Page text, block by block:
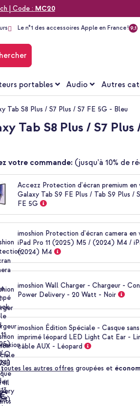
| Code : MC20
Le n°1 des accessoires Apple en France ! 9,1
portables Audio Autres
Tab S8 Plus / S7 Plus / S7 FE 5G - Bleu
Tab S8 Plus / S7 Plus
votre commande: (jusqu'à 10% de
Accezz Protection d'écran premium en
Galaxy Tab S9 FE Plus / Tab S9 Plus /
FE 5G
imoshion Protection d'écran camera
iPad Pro 11 (2025) M5 / (2024) M4 /
(2024) M4
imoshion Wall Charger - Chargeur -
Power Delivery - 20 Watt - Noir
imoshion Édition Spéciale - Casque
imprimé léopard LED Light Cat Ear -
câble AUX - Léopard
toutes les autres offres groupées et